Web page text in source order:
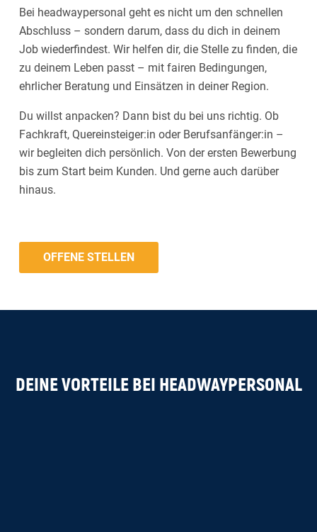
Bei headwaypersonal geht es nicht um den schnellen
Abschluss – sondern darum, dass du dich in deinem
Job wiederfindest. Wir helfen dir, die Stelle zu finden, die
zu deinem Leben passt – mit fairen Bedingungen,
ehrlicher Beratung und Einsätzen in deiner Region.
Du willst anpacken? Dann bist du bei uns richtig. Ob
Fachkraft, Quereinsteiger:in oder Berufsanfänger:in –
wir begleiten dich persönlich. Von der ersten Bewerbung
bis zum Start beim Kunden. Und gerne auch darüber
hinaus.
OFFENE STELLEN
DEINE VORTEILE BEI HEADWAYPERSONAL